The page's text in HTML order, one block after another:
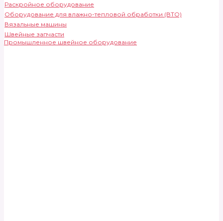
Раскройное оборудование
Оборудование для влажно-тепловой обработки (ВТО)
Вязальные машины
Швейные запчасти
Промышленное швейное оборудование